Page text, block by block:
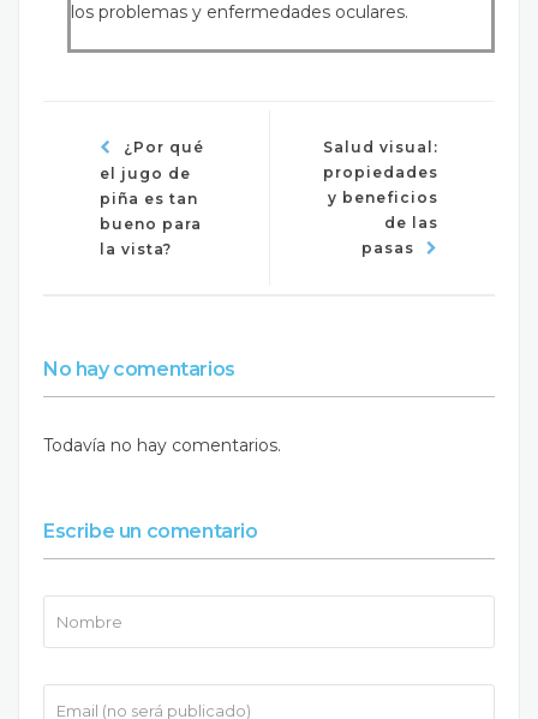
los problemas y enfermedades oculares.
¿Por qué
el jugo de
piña es tan
bueno para
la vista?
Salud visual:
propiedades
y beneficios
de las
pasas
No hay comentarios
Todavía no hay comentarios.
Escribe un comentario